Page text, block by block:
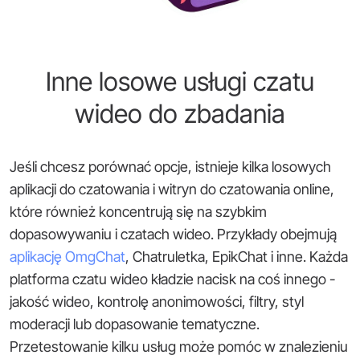
Inne losowe usługi czatu
wideo do zbadania
Jeśli chcesz porównać opcje, istnieje kilka losowych
aplikacji do czatowania i witryn do czatowania online,
które również koncentrują się na szybkim
dopasowywaniu i czatach wideo. Przykłady obejmują
aplikację OmgChat, Chatruletka, EpikChat i inne. Każda
platforma czatu wideo kładzie nacisk na coś innego -
jakość wideo, kontrolę anonimowości, filtry, styl
moderacji lub dopasowanie tematyczne.
Przetestowanie kilku usług może pomóc w znalezieniu